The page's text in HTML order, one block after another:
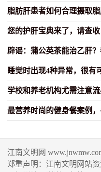
脂肪肝患者如何合理摄取
您的护肝宝典来了，请查收
辟谣：蒲公英茶能治乙肝？
睡觉时出现4种异常，很有
学校和养老机构尤需注意
最营养时尚的健身餐案例
江南文明网
郑重声明：江南文明网站